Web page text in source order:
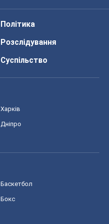
Політика
Розслідування
Суспільство
Харків
Дніпро
Баскетбол
Бокс